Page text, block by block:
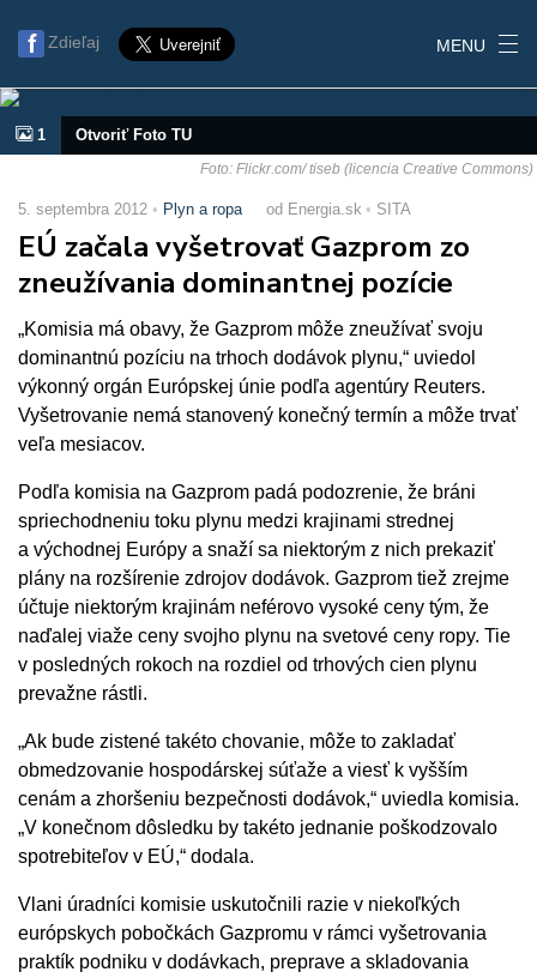
Zdieľaj MENU
1 Otvoriť Foto TU
Foto: Flickr.com/ tiseb (licencia Creative Commons)
5. septembra 2012 Plyn a ropa od Energia.sk SITA
EÚ začala vyšetrovať Gazprom zo
zneužívania dominantnej pozície
„Komisia má obavy, že Gazprom môže zneužívať svoju
dominantnú pozíciu na trhoch dodávok plynu,“ uviedol
výkonný orgán Európskej únie podľa agentúry Reuters.
Vyšetrovanie nemá stanovený konečný termín a môže trvať
veľa mesiacov.
Podľa komisia na Gazprom padá podozrenie, že bráni
spriechodneniu toku plynu medzi krajinami strednej
a východnej Európy a snaží sa niektorým z nich prekaziť
plány na rozšírenie zdrojov dodávok. Gazprom tiež zrejme
účtuje niektorým krajinám neférovo vysoké ceny tým, že
naďalej viaže ceny svojho plynu na svetové ceny ropy. Tie
v posledných rokoch na rozdiel od trhových cien plynu
prevažne rástli.
„Ak bude zistené takéto chovanie, môže to zakladať
obmedzovanie hospodárskej súťaže a viesť k vyšším
cenám a zhoršeniu bezpečnosti dodávok,“ uviedla komisia.
„V konečnom dôsledku by takéto jednanie poškodzovalo
spotrebiteľov v EÚ,“ dodala.
Vlani úradníci komisie uskutočnili razie v niekoľkých
európskych pobočkách Gazpromu v rámci vyšetrovania
praktík podniku v dodávkach, preprave a skladovania